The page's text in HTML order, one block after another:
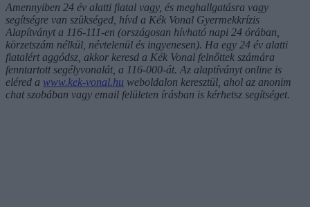
Amennyiben 24 év alatti fiatal vagy, és meghallgatásra vagy
segítségre van szükséged, hívd a Kék Vonal Gyermekkrízis
Alapítványt a 116-111-en (országosan hívható napi 24 órában,
körzetszám nélkül, névtelenül és ingyenesen). Ha egy 24 év alatti
fiatalért aggódsz, akkor keresd a Kék Vonal felnőttek számára
fenntartott segélyvonalát, a 116-000-át. Az alaptíványt online is
eléred a www.kek-vonal.hu weboldalon keresztül, ahol az anonim
chat szobában vagy email felületen írásban is kérhetsz segítséget.